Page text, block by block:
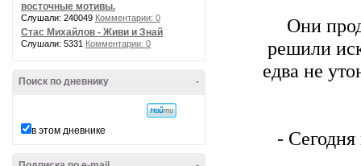
восточные мотивы.
Слушали: 240049 Комментарии: 0
Стас Михайлов - Живи и Знай
Слушали: 5331 Комментарии: 0
-
Поиск по дневнику
в этом дневнике
Они
решили
едва не
-